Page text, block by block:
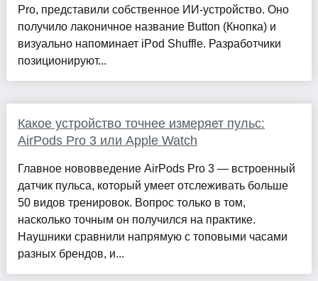
Pro, представили собственное ИИ-устройство. Оно
получило лаконичное название Button (Кнопка) и
визуально напоминает iPod Shuffle. Разработчики
позиционируют...
Какое устройство точнее измеряет пульс:
AirPods Pro 3 или Apple Watch
Главное нововведение AirPods Pro 3 — встроенный
датчик пульса, который умеет отслеживать больше
50 видов тренировок. Вопрос только в том,
насколько точным он получился на практике.
Наушники сравнили напрямую с топовыми часами
разных брендов, и...